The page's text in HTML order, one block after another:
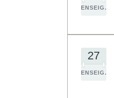
ENSEIG.
27
ENSEIG.